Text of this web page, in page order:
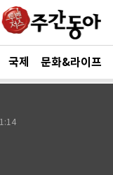
국제 문화&라이프